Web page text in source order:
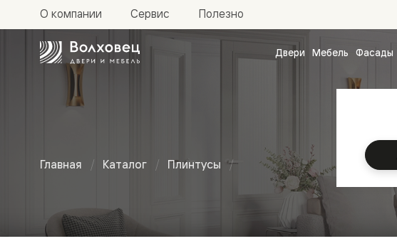
Двери Мебель Фасады
Галант
Нео
Планум
Секрето
скрытые
двери
Фрезерованные
О компании Сервис Полезно
Главная Каталог Плинтусы
Неоклассический